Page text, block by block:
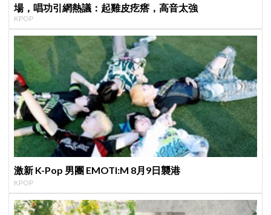
場，唱功引網熱議：起雞皮疙瘩，高音太強
KPOP
激新 K-Pop 男團 EMOTI:M 8月9日襲港
KPOP